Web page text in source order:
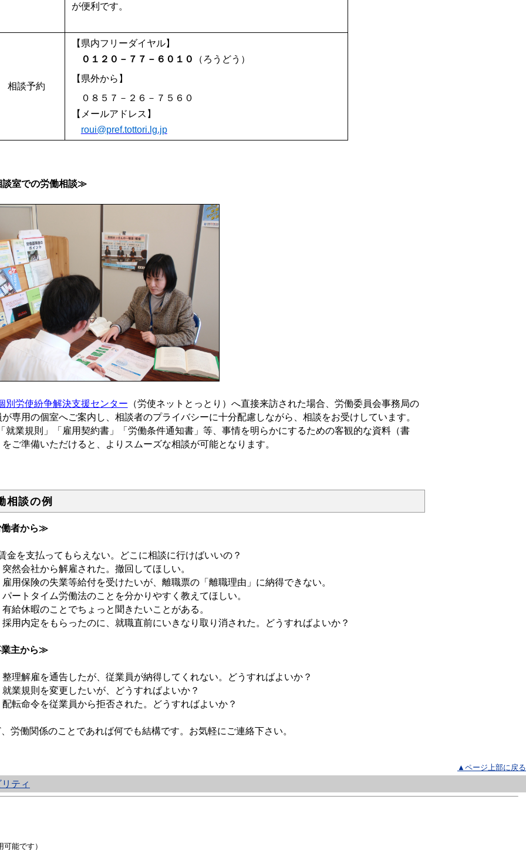
が便利です。
相談予約
【県内フリーダイヤル】
０１２０－７７－６０１０
（ろうどう）
【県外から】
０８５７－２６－７５６０
【メールアドレス】
roui@pref.tottori.lg.jp
室での労働相談≫
別労使紛争解決支援センター （労使ネットとっとり）へ直接来訪された場合、労働委員会事務局の
が専用の個室へご案内し、相談者のプライバシーに十分配慮しながら、相談をお受けしています。
業規則」「雇用契約書」「労働条件通知書」等、事情を明らかにするための客観的な資料（書
ご準備いただけると、よりスムーズな相談が可能となります。
相談の例
者から≫
金を支払ってもらえない。どこに相談に行けばいいの？
突然会社から解雇された。撤回してほしい。
雇用保険の失業等給付を受けたいが、離職票の「離職理由」に納得できない。
パートタイム労働法のことを分かりやすく教えてほしい。
有給休暇のことでちょっと聞きたいことがある。
採用内定をもらったのに、就職直前にいきなり取り消された。どうすればよいか？
主から≫
整理解雇を通告したが、従業員が納得してくれない。どうすればよいか？
就業規則を変更したいが、どうすればよいか？
配転命令を従業員から拒否された。どうすればよいか？
労働関係のことであれば何でも結構です。お気軽にご連絡下さい。
▲ページ上部に戻る
ティ
能です）